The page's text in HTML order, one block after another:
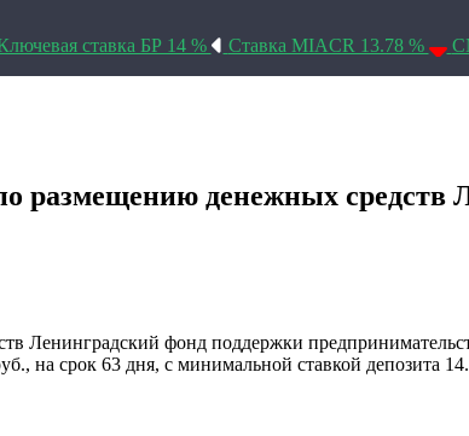
ставка БР 14 % Ставка MIACR 13.78 %
размещению денежных средств
Ленинградский фонд поддержки
на срок 63 дня, с минимальной ставкой депозита